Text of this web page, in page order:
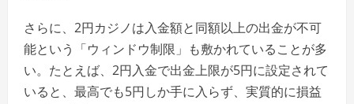
さらに、2円カジノは入金額と同額以上の出金が不可
能という「ウィンドウ制限」も敷かれていることが多
い。たとえば、2円入金で出金上限が5円に設定されて
いると、最高でも5円しか手に入らず、実質的に損益